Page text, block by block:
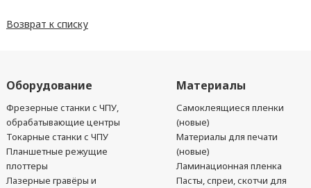
Возврат к списку
Оборудование
Фрезерные станки с ЧПУ,
обрабатывающие центры
Токарные станки с ЧПУ
Планшетные режущие
плоттеры
Лазерные гравёры и
Материалы
Самоклеящиеся пленки
(новые)
Материалы для печати
(новые)
Ламинационная пленка
Пасты, спреи, скотчи для